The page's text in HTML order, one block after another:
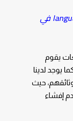
هل يتواجد بالفعل أفضل language translator في
يقوم
يوجد لدينا
حيث
إفشاء